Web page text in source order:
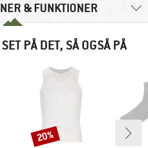
& FUNKTIONER
PÅ DET, SÅ OGSÅ PÅ
Rabat
20%